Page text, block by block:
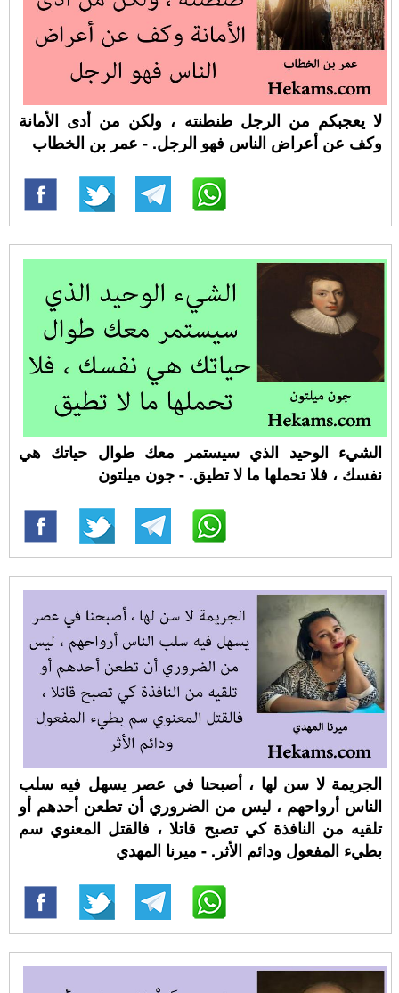
لا يعجبكم من الرجل طنطنته ، ولكن من أدى الأمانة
وكف عن أعراض الناس فهو الرجل. - عمر بن الخطاب
الشيء الوحيد الذي سيستمر معك طوال حياتك هي
نفسك ، فلا تحملها ما لا تطيق. - جون ميلتون
الجريمة لا سن لها ، أصبحنا في عصر يسهل فيه سلب
الناس أرواحهم ، ليس من الضروري أن تطعن أحدهم أو
تلقيه من النافذة كي تصبح قاتلا ، فالقتل المعنوي سم
بطيء المفعول ودائم الأثر. - ميرنا المهدي